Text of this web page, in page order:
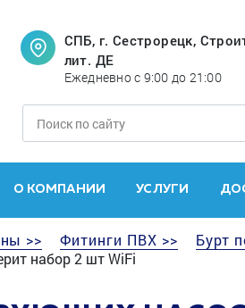
СПБ, г. Сестрорецк,
лит. ДЕ
Ежедневно с 9:00 до 21:00
О КОМПАНИИ УСЛУГИ
>> Фитинги ПВХ >> Бурт
набор 2 шт WiFi